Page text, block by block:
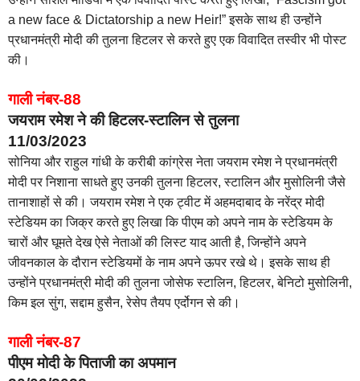
a new face & Dictatorship a new Heir!” इसके साथ ही उन्होंने
प्रधानमंत्री मोदी की तुलना हिटलर से करते हुए एक विवादित तस्वीर भी पोस्ट
की।
गाली नंबर-88
जयराम रमेश ने की हिटलर-स्टालिन से तुलना
11/03/2023
सोनिया और राहुल गांधी के करीबी कांग्रेस नेता जयराम रमेश ने प्रधानमंत्री
मोदी पर निशाना साधते हुए उनकी तुलना हिटलर, स्टालिन और मुसोलिनी जैसे
तानाशाहों से की। जयराम रमेश ने एक ट्वीट में अहमदाबाद के नरेंद्र मोदी
स्टेडियम का जिक्र करते हुए लिखा कि पीएम को अपने नाम के स्टेडियम के
चारों और घूमते देख ऐसे नेताओं की लिस्ट याद आती है, जिन्होंने अपने
जीवनकाल के दौरान स्टेडियमों के नाम अपने ऊपर रखे थे। इसके साथ ही
उन्होंने प्रधानमंत्री मोदी की तुलना जोसेफ स्टालिन, हिटलर, बेनिटो मुसोलिनी,
किम इल सुंग, सद्दाम हुसैन, रेसेप तैयप एर्दोगन से की।
गाली नंबर-87
पीएम मोदी के पिताजी का अपमान